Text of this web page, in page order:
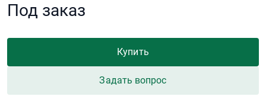
Под заказ
Купить
Задать вопрос